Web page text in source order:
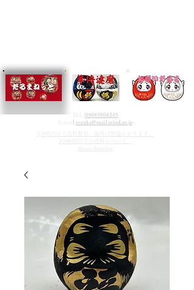
09085008245
tozuka@mail.wind.ne.jp